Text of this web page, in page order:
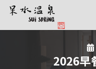
2026早